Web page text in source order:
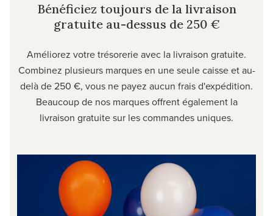
Bénéficiez toujours de la livraison
gratuite au-dessus de 250 €
Améliorez votre trésorerie avec la livraison gratuite.
Combinez plusieurs marques en une seule caisse et au-
delà de 250 €, vous ne payez aucun frais d'expédition.
Beaucoup de nos marques offrent également la
livraison gratuite sur les commandes uniques.